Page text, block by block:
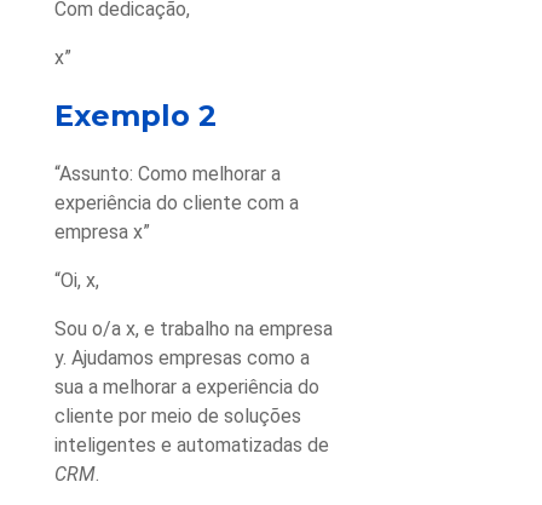
Com dedicação,
x”
Exemplo 2
“Assunto: Como melhorar a
experiência do cliente com a
empresa x”
“Oi, x,
Sou o/a x, e trabalho na empresa
y. Ajudamos empresas como a
sua a melhorar a experiência do
cliente por meio de soluções
inteligentes e automatizadas de
CRM